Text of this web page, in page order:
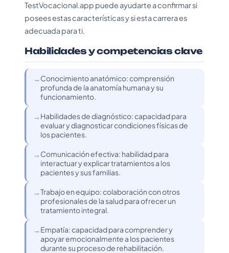
TestVocacional.app puede ayudarte a confirmar si
posees estas características y si esta carrera es
adecuada para ti.
Habilidades y competencias clave
Conocimiento anatómico: comprensión
profunda de la anatomía humana y su
funcionamiento.
Habilidades de diagnóstico: capacidad para
evaluar y diagnosticar condiciones físicas de
los pacientes.
Comunicación efectiva: habilidad para
interactuar y explicar tratamientos a los
pacientes y sus familias.
Trabajo en equipo: colaboración con otros
profesionales de la salud para ofrecer un
tratamiento integral.
Empatía: capacidad para comprender y
apoyar emocionalmente a los pacientes
durante su proceso de rehabilitación.